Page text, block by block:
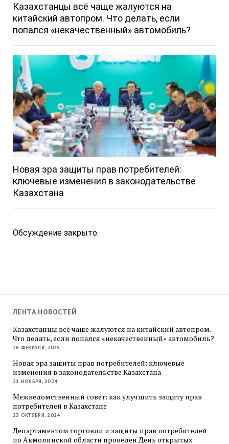
Казахстанцы всё чаще жалуются на
китайский автопром. Что делать, если
попался «некачественный» автомобиль?
Новая эра защиты прав потребителей:
ключевые изменения в законодательстве
Казахстана
Обсуждение закрыто.
ЛЕНТА НОВОСТЕЙ
Казахстанцы всё чаще жалуются на китайский автопром.
Что делать, если попался «некачественный» автомобиль?
26 ФЕВРАЛЯ, 2025
Новая эра защиты прав потребителей: ключевые
изменения в законодательстве Казахстана
21 НОЯБРЯ, 2024
Межведомственный совет: как улучшить защиту прав
потребителей в Казахстане
23 ОКТЯБРЯ, 2024
Департаментом торговли и защиты прав потребителей
по Акмолинской области проведен День открытых